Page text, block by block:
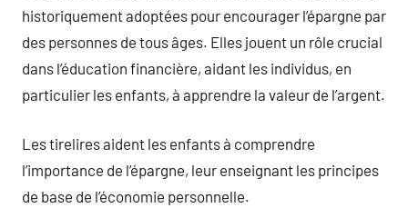
historiquement adoptées pour encourager l’épargne par
des personnes de tous âges. Elles jouent un rôle crucial
dans l’éducation financière, aidant les individus, en
particulier les enfants, à apprendre la valeur de l’argent.
Les tirelires aident les enfants à comprendre
l’importance de l’épargne, leur enseignant les principes
de base de l’économie personnelle.